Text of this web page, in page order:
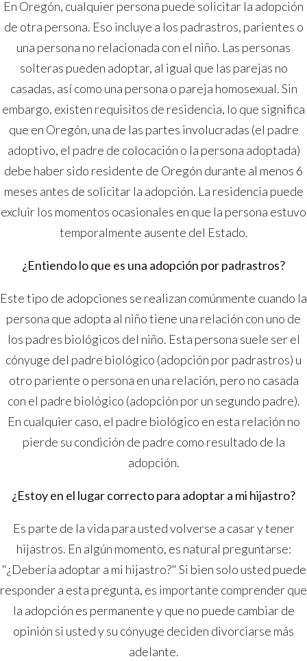
terceros
En Oregón, cualquier persona puede solicitar la adopción
de otra persona. Eso incluye a los padrastros, parientes o
una persona no relacionada con el niño. Las personas
solteras pueden adoptar, al igual que las parejas no
casadas, así como una persona o pareja homosexual. Sin
embargo, existen requisitos de residencia, lo que significa
que en Oregón, una de las partes involucradas (el padre
adoptivo, el padre de colocación o la persona adoptada)
debe haber sido residente de Oregón durante al menos 6
meses antes de solicitar la adopción. La residencia puede
excluir los momentos ocasionales en que la persona estuvo
temporalmente ausente del Estado.
¿Entiendo lo que es una adopción por padrastros?
Este tipo de adopciones se realizan comúnmente cuando la
persona que adopta al niño tiene una relación con uno de
los padres biológicos del niño. Esta persona suele ser el
cónyuge del padre biológico (adopción por padrastros) u
otro pariente o persona en una relación, pero no casada
con el padre biológico (adopción por un segundo padre).
En cualquier caso, el padre biológico en esta relación no
pierde su condición de padre como resultado de la
adopción.
¿Estoy en el lugar correcto para adoptar a mi hijastro?
Es parte de la vida para usted volverse a casar y tener
hijastros. En algún momento, es natural preguntarse:
"¿Debería adoptar a mi hijastro?" Si bien solo usted puede
responder a esta pregunta, es importante comprender que
la adopción es permanente y que no puede cambiar de
opinión si usted y su cónyuge deciden divorciarse más
adelante.